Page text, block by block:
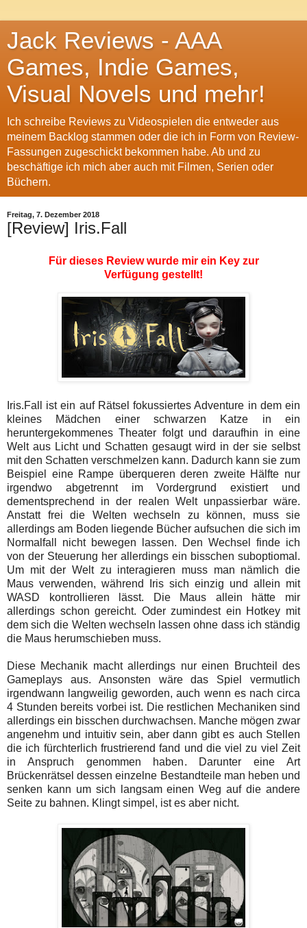
Jack Reviews - AAA
Games, Indie Games,
Visual Novels und mehr!
Ich schreibe Reviews zu Videospielen die entweder aus
meinem Backlog stammen oder die ich in Form von Review-
Fassungen zugeschickt bekommen habe. Ab und zu
beschäftige ich mich aber auch mit Filmen, Serien oder
Büchern.
Freitag, 7. Dezember 2018
[Review] Iris.Fall
Für dieses Review wurde mir ein Key zur
Verfügung gestellt!
Iris.Fall ist ein auf Rätsel fokussiertes Adventure in dem ein
kleines Mädchen einer schwarzen Katze in ein
heruntergekommenes Theater folgt und daraufhin in eine
Welt aus Licht und Schatten gesaugt wird in der sie selbst
mit den Schatten verschmelzen kann. Dadurch kann sie zum
Beispiel eine Rampe überqueren deren zweite Hälfte nur
irgendwo abgetrennt im Vordergrund existiert und
dementsprechend in der realen Welt unpassierbar wäre.
Anstatt frei die Welten wechseln zu können, muss sie
allerdings am Boden liegende Bücher aufsuchen die sich im
Normalfall nicht bewegen lassen. Den Wechsel finde ich
von der Steuerung her allerdings ein bisschen suboptiomal.
Um mit der Welt zu interagieren muss man nämlich die
Maus verwenden, während Iris sich einzig und allein mit
WASD kontrollieren lässt. Die Maus allein hätte mir
allerdings schon gereicht. Oder zumindest ein Hotkey mit
dem sich die Welten wechseln lassen ohne dass ich ständig
die Maus herumschieben muss.
Diese Mechanik macht allerdings nur einen Bruchteil des
Gameplays aus. Ansonsten wäre das Spiel vermutlich
irgendwann langweilig geworden, auch wenn es nach circa
4 Stunden bereits vorbei ist. Die restlichen Mechaniken sind
allerdings ein bisschen durchwachsen. Manche mögen zwar
angenehm und intuitiv sein, aber dann gibt es auch Stellen
die ich fürchterlich frustrierend fand und die viel zu viel Zeit
in Anspruch genommen haben. Darunter eine Art
Brückenrätsel dessen einzelne Bestandteile man heben und
senken kann um sich langsam einen Weg auf die andere
Seite zu bahnen. Klingt simpel, ist es aber nicht.